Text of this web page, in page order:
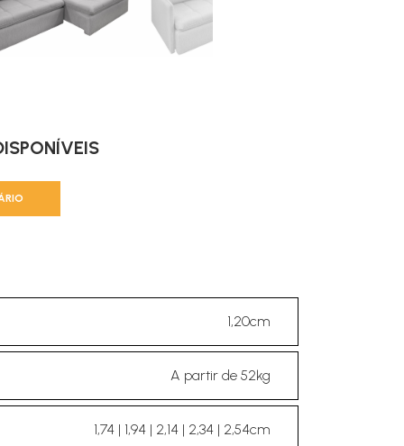
1,20cm
A partir de 52kg
1,74 | 1,94 | 2,14 | 2,34 | 2,54cm